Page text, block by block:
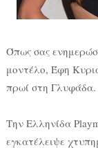
Όπως σας
μοντέλο, Έφη
πρωί στη Γλυφάδα.
Την Ελληνίδα
εγκατέλειψε